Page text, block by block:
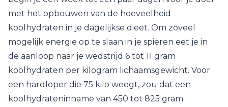
met het opbouwen van de hoeveelheid
koolhydraten in je dagelijkse dieet. Om zoveel
mogelijk energie op te slaan in je spieren eet je in
de aanloop naar je wedstrijd 6 tot 11 gram
koolhydraten per kilogram lichaamsgewicht. Voor
een hardloper die 75 kilo weegt, zou dat een
koolhydrateninname van 450 tot 825 gram